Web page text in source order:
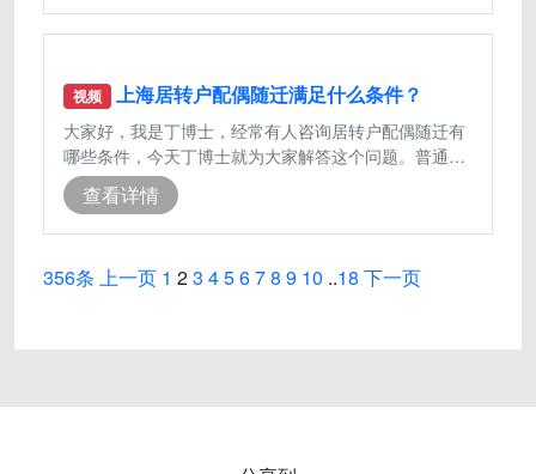
视频 上海居转户配偶随迁满足什么条件？
大家好，我是丁博士，经常有人咨询居转户配偶随迁有
哪些条件，今天丁博士就为大家解答这个问题。普通的
居转户是不能办理配偶随迁，只能等夫
查看详情
356条 上一页 1 23 45678 9 10 ..18 下一页